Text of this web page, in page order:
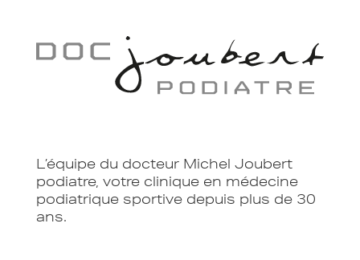
L’équipe du docteur Michel Joubert
podiatre, votre clinique en médecine
podiatrique sportive depuis plus de 30
ans.